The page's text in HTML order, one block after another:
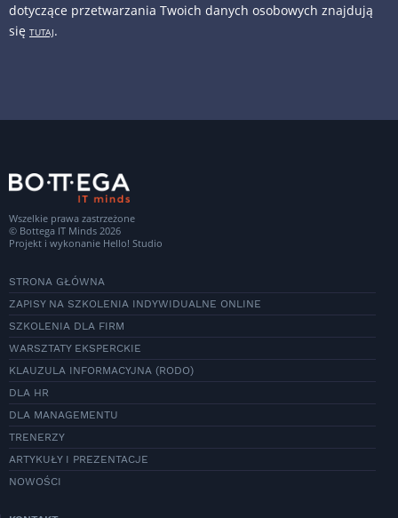
dotyczące przetwarzania Twoich danych osobowych znajdują
się TUTAJ.
Wszelkie prawa zastrzeżone
© Bottega IT Minds 2026
Projekt i wykonanie Hello! Studio
STRONA GŁÓWNA
ZAPISY NA SZKOLENIA INDYWIDUALNE ONLINE
SZKOLENIA DLA FIRM
WARSZTATY EKSPERCKIE
KLAUZULA INFORMACYJNA (RODO)
DLA HR
DLA MANAGEMENTU
TRENERZY
ARTYKUŁY I PREZENTACJE
NOWOŚCI